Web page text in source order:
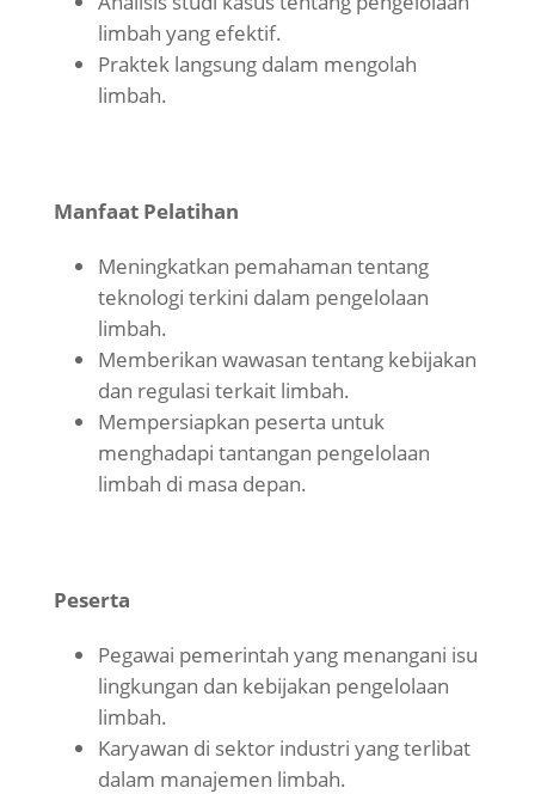
limbah yang efektif.
Praktek langsung dalam mengolah
limbah.
Manfaat Pelatihan
Meningkatkan pemahaman tentang
teknologi terkini dalam pengelolaan
limbah.
Memberikan wawasan tentang kebijakan
dan regulasi terkait limbah.
Mempersiapkan peserta untuk
menghadapi tantangan pengelolaan
limbah di masa depan.
Peserta
Pegawai pemerintah yang menangani isu
lingkungan dan kebijakan pengelolaan
limbah.
Karyawan di sektor industri yang terlibat
dalam manajemen limbah.